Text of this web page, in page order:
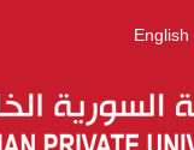
English